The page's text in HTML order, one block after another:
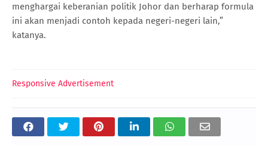
menghargai keberanian politik Johor dan berharap formula
ini akan menjadi contoh kepada negeri-negeri lain,”
katanya.
Responsive Advertisement